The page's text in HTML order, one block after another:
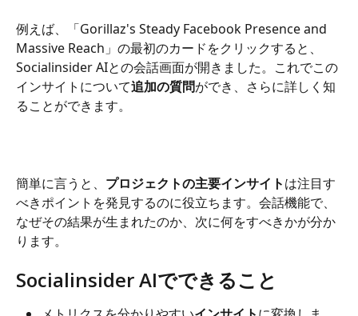
例えば、「Gorillaz's Steady Facebook Presence and
Massive Reach」の最初のカードをクリックすると、
Socialinsider AIとの会話画面が開きました。これでこの
インサイトについて追加の質問ができ、さらに詳しく知
ることができます。
簡単に言うと、 プロジェクトの主要インサイトは注目す
べきポイントを発見するのに役立ちます。会話機能で、
なぜその結果が生まれたのか、次に何をすべきかが分か
ります。
Socialinsider AIでできること